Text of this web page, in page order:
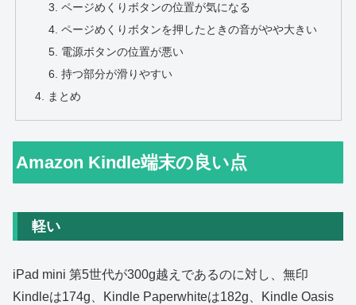
ページめくりボタンの位置が気になる
ページめくりボタンを押したときの音がやや大きい
電源ボタンの位置が悪い
持つ部分が滑りやすい
まとめ
Amazon Kindle端末の良い点
軽い
iPad mini 第5世代が300g越えであるのに対し、無印
Kindleは174g、Kindle Paperwhiteは182g、Kindle Oasis